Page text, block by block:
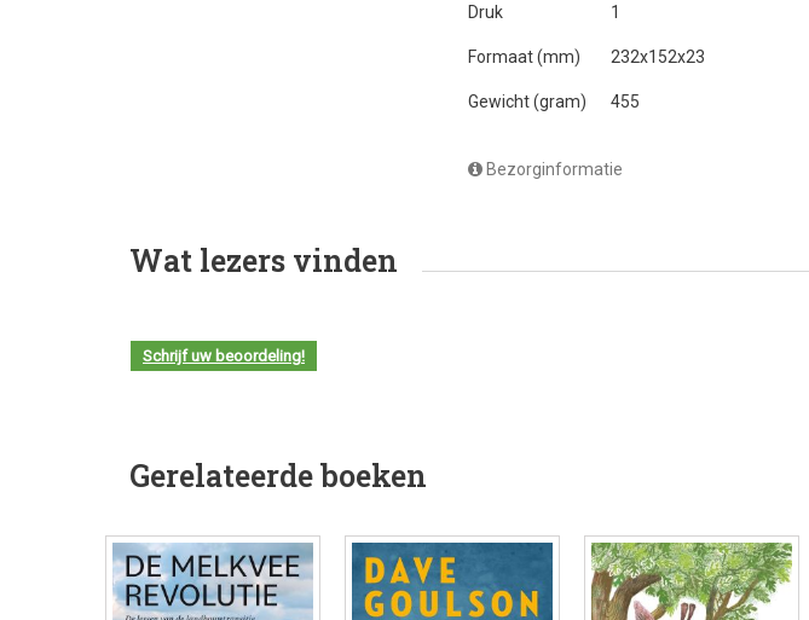
Druk 1
Formaat (mm) 232x152x23
Gewicht (gram) 455
Bezorginformatie
Wat lezers vinden
Schrijf uw beoordeling!
Gerelateerde boeken